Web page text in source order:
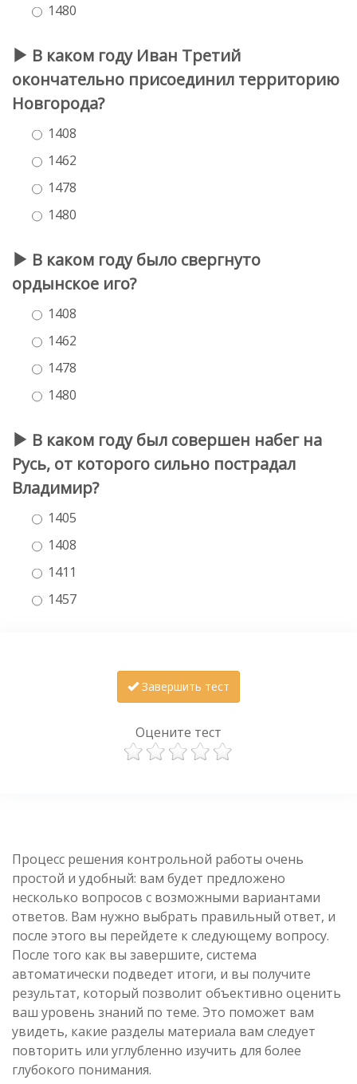
1480
В каком году Иван Третий
окончательно присоединил территорию
Новгорода?
1408
1462
1478
1480
В каком году было свергнуто
ордынское иго?
1408
1462
1478
1480
В каком году был совершен набег на
Русь, от которого сильно пострадал
Владимир?
1405
1408
1411
1457
Завершить тест
Оцените тест
Процесс решения контрольной работы очень
простой и удобный: вам будет предложено
несколько вопросов с возможными вариантами
ответов. Вам нужно выбрать правильный ответ, и
после этого вы перейдете к следующему вопросу.
После того как вы завершите, система
автоматически подведет итоги, и вы получите
результат, который позволит объективно оценить
ваш уровень знаний по теме. Это поможет вам
увидеть, какие разделы материала вам следует
повторить или углубленно изучить для более
глубокого понимания.